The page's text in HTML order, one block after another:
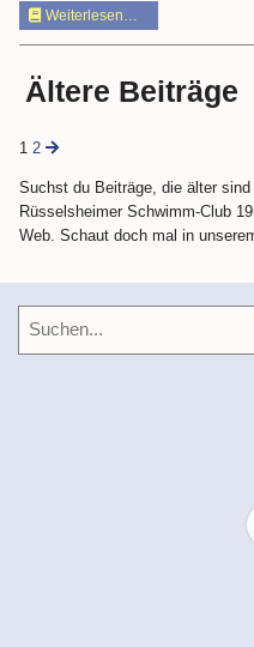
Weiterlesen…
Ältere Beiträge
1 2
Suchst du Beiträge, die älter
Rüsselsheimer Schwimm-Club
Web. Schaut doch mal in